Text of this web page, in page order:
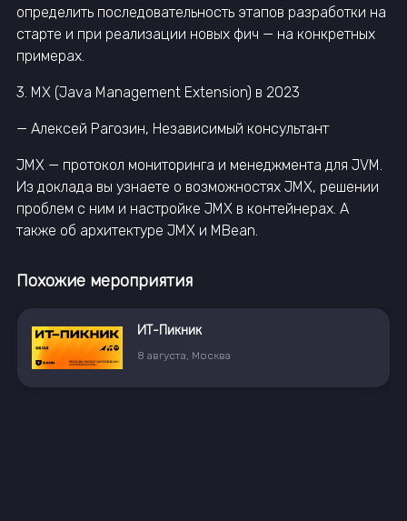
определить последовательность этапов разработки на
старте и при реализации новых фич — на конкретных
примерах.
3. MX (Java Management Extension) в 2023
— Алексей Рагозин, Независимый консультант
JMX — протокол мониторинга и менеджмента для JVM.
Из доклада вы узнаете о возможностях JMX, решении
проблем с ним и настройке JMХ в контейнерах. А
также об архитектуре JMX и MBean.
Похожие мероприятия
ИТ-Пикник
8 августа Москва